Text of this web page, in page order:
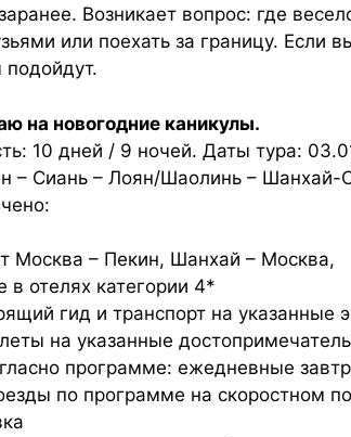
Возникает вопрос: где
или поехать за границу.
на новогодние каникулы.
10 дней / 9 ночей. Даты тура:
– Сиань – Лоян/Шаолинь – Шанхай-
Москва – Пекин, Шанхай – Москва,
в отелях категории 4*
гид и транспорт на указанные
на указанные
программе: ежедневные
по программе на скоростном